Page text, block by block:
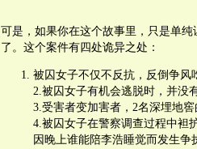
可是，如果你在这个故事里，只是单
了。这个案件有四处诡异之处：
被囚女子不仅不反抗，反倒争风
2.被囚女子有机会逃脱时，并没
3.受害者变加害者，2名深埋地
4.被囚女子在警察调查过程中袒
因晚上谁能陪李浩睡觉而发生争